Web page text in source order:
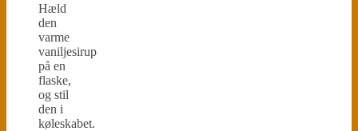
Hæld
den
varme
vaniljesirup
på en
flaske,
og stil
den i
køleskabet.